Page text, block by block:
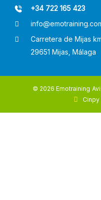
+34 722 165 423
Carretera de Mijas
29651 Mijas, Málaga
© 2026 Emotraining
Cinpy